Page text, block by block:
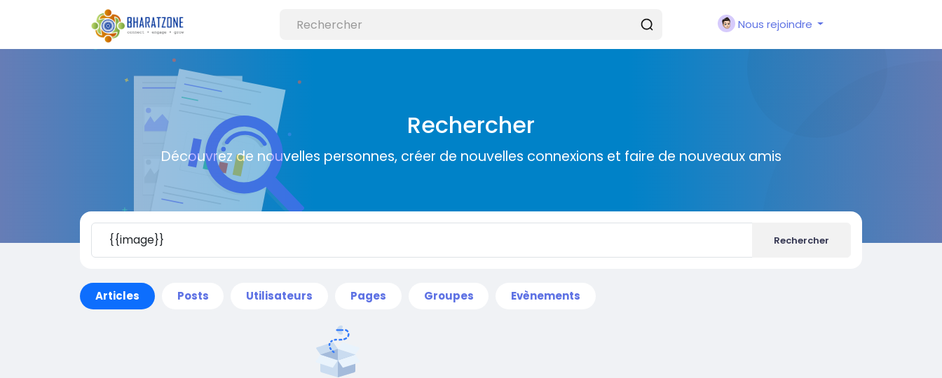
Nous rejoindre
Rechercher
Découvrez de nouvelles personnes, créer de nouvelles connexions et faire de nouveaux amis
Rechercher
Articles Posts Utilisateurs Pages Groupes Evènements